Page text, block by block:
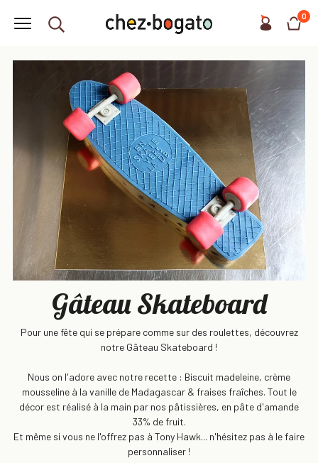
0
Gâteau Skateboard
Pour une fête qui se prépare comme sur des roulettes, découvrez
notre Gâteau Skateboard !
Nous on l'adore avec notre recette : Biscuit madeleine, crème
mousseline à la vanille de Madagascar & fraises fraîches. Tout le
décor est réalisé à la main par nos pâtissières, en pâte d'amande
33% de fruit.
Et même si vous ne l'offrez pas à Tony Hawk... n'hésitez pas à le faire
personnaliser !